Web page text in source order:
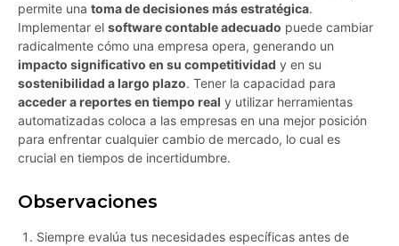
permite una toma de decisiones más estratégica.
Implementar el software contable adecuado puede cambiar
radicalmente cómo una empresa opera, generando un
impacto significativo en su competitividad y en su
sostenibilidad a largo plazo. Tener la capacidad para
acceder a reportes en tiempo real y utilizar herramientas
automatizadas coloca a las empresas en una mejor posición
para enfrentar cualquier cambio de mercado, lo cual es
crucial en tiempos de incertidumbre.
Observaciones
Siempre evalúa tus necesidades específicas antes de